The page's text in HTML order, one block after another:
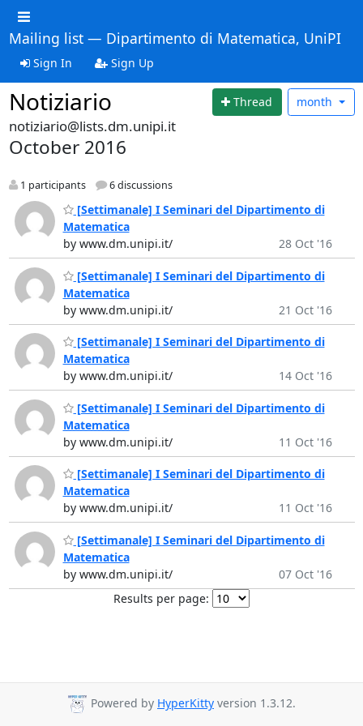
Mailing list — Dipartimento di Matematica, UniPI
Sign In Sign Up
Notiziario Thread month
notiziario@lists.dm.unipi.it
October 2016
1 participants 6 discussions
[Settimanale] I Seminari del Dipartimento di
Matematica
by www.dm.unipi.it/
28 Oct '16
[Settimanale] I Seminari del Dipartimento di
Matematica
by www.dm.unipi.it/
21 Oct '16
[Settimanale] I Seminari del Dipartimento di
Matematica
by www.dm.unipi.it/
14 Oct '16
[Settimanale] I Seminari del Dipartimento di
Matematica
by www.dm.unipi.it/
11 Oct '16
[Settimanale] I Seminari del Dipartimento di
Matematica
by www.dm.unipi.it/
11 Oct '16
[Settimanale] I Seminari del Dipartimento di
Matematica
by www.dm.unipi.it/
07 Oct '16
Results per page:
Powered by HyperKitty version 1.3.12.